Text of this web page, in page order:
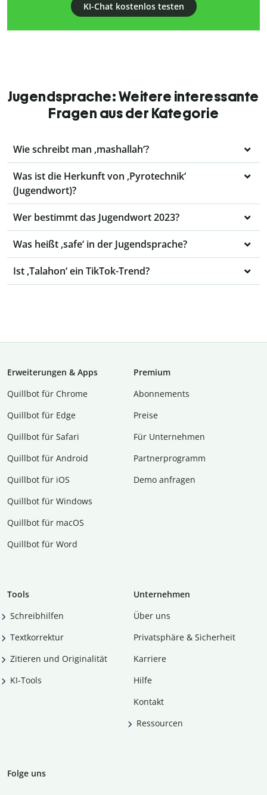
KI-Chat kostenlos testen
Jugendsprache: Weitere interessante
Fragen aus der Kategorie
Wie schreibt man ‚mashallah‘?
Was ist die Herkunft von ‚Pyrotechnik‘
(Jugendwort)?
Wer bestimmt das Jugendwort 2023?
Was heißt ‚safe‘ in der Jugendsprache?
Ist ‚Talahon‘ ein TikTok-Trend?
Erweiterungen & Apps
Quillbot für Chrome
Quillbot für Edge
Quillbot für Safari
Quillbot für Android
Quillbot für iOS
Quillbot für Windows
Quillbot für macOS
Quillbot für Word
Premium
Abon­ne­ments
Preise
Für Unternehmen
Partnerprogramm
Demo anfragen
Tools
Schreibhilfen
Textkorrektur
Zitieren und Originalität
KI-Tools
Unternehmen
Über uns
Privatsphäre & Sicherheit
Karriere
Hilfe
Kontakt
Ressourcen
Folge uns